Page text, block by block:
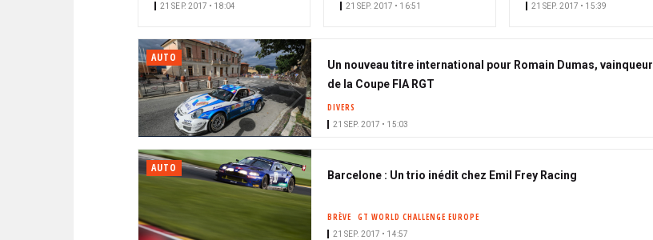
21 SEP. 2017 • 18:04 21 SEP. 2017 • 16:51 21 SEP. 2017 • 15:39
AUTO
Un nouveau titre international pour Romain Dumas, vainqueur
de la Coupe FIA RGT
DIVERS
21 SEP. 2017 • 15:03
AUTO
Barcelone : Un trio inédit chez Emil Frey Racing
BRÈVE GT WORLD CHALLENGE EUROPE
21 SEP. 2017 • 14:57